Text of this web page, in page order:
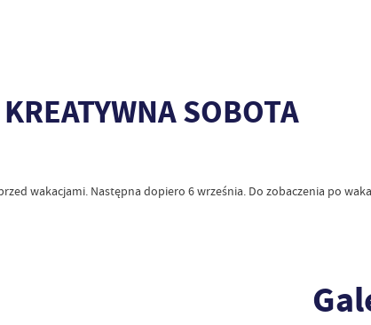
SOBOTA
wakacjami. Następna dopiero 6 września. Do zobaczenia po